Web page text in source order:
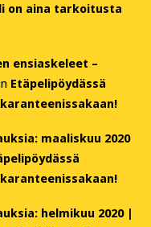
on aina tarkoitusta
ensiaskeleet –
Etäpelipöydässä
maaliskuu 2020
helmikuu 2020 |